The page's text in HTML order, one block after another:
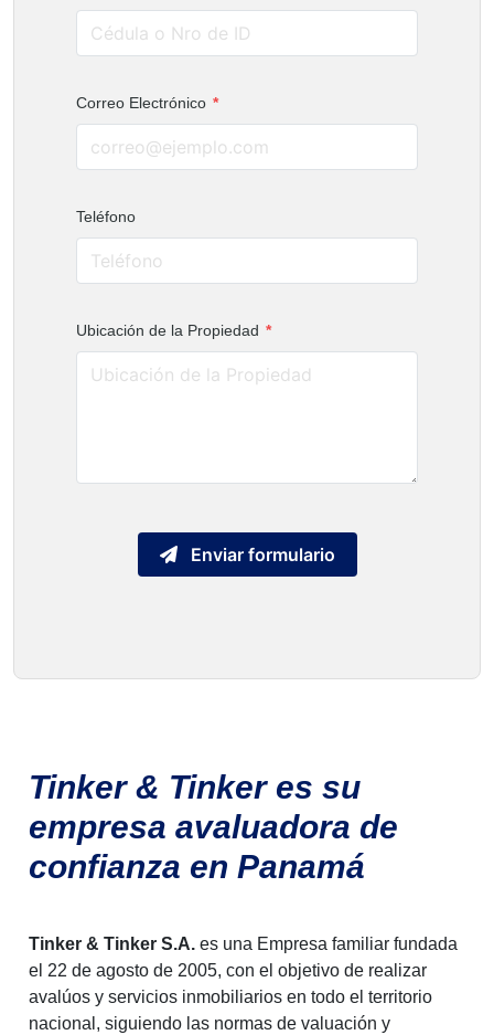
Correo Electrónico *
Teléfono
Ubicación de la Propiedad *
Enviar formulario
Tinker & Tinker es su
empresa avaluadora de
confianza en Panamá
Tinker & Tinker S.A.es una Empresa familiar fundada
el 22 de agosto de 2005, con el objetivo de realizar
avalúos y servicios inmobiliarios en todo el territorio
nacional, siguiendo las normas de valuación y